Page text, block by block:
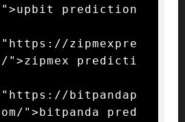
prediction
zipmexpre
">zipmex predicti
bitpandap
">bitpanda pred